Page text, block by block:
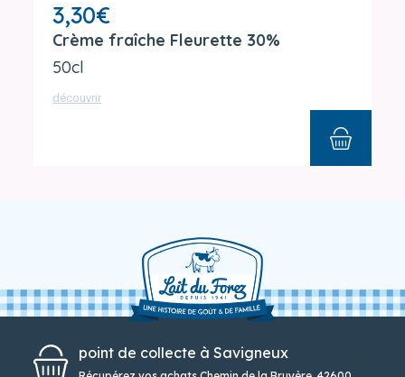
3,30€
Crème fraîche Fleurette 30%
50cl
découvrir
point de collecte à Savigneux